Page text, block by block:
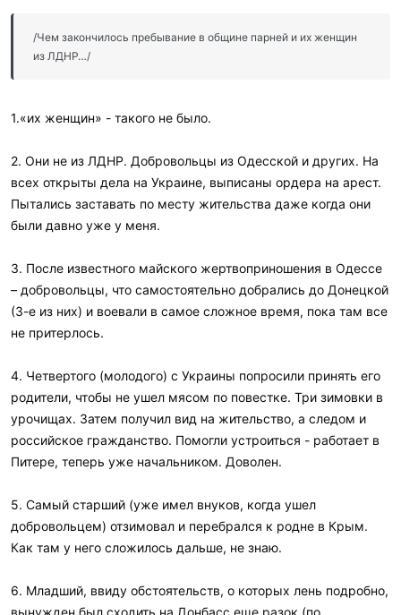
/Чем закончилось пребывание в общине парней и их женщин
из ЛДНР…/
1.«их женщин» - такого не было.
2. Они не из ЛДНР. Добровольцы из Одесской и других. На
всех открыты дела на Украине, выписаны ордера на арест.
Пытались заставать по месту жительства даже когда они
были давно уже у меня.
3. После известного майского жертвоприношения в Одессе
– добровольцы, что самостоятельно добрались до Донецкой
(3-е из них) и воевали в самое сложное время, пока там все
не притерлось.
4. Четвертого (молодого) с Украины попросили принять его
родители, чтобы не ушел мясом по повестке. Три зимовки в
урочищах. Затем получил вид на жительство, а следом и
российское гражданство. Помогли устроиться - работает в
Питере, теперь уже начальником. Доволен.
5. Самый старший (уже имел внуков, когда ушел
добровольцем) отзимовал и перебрался к родне в Крым.
Как там у него сложилось дальше, не знаю.
6. Младший, ввиду обстоятельств, о которых лень подробно,
вынужден был сходить на Донбасс еще разок (по